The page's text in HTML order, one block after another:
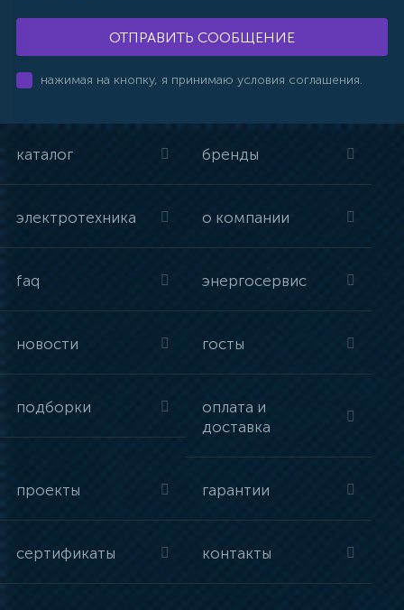
ОТПРАВИТЬ СООБЩЕНИЕ
нажимая на кнопку, я принимаю условия соглашения.
каталог бренды
электротехника о компании
faq энергосервис
новости госты
подборки
оплата и
доставка
проекты гарантии
сертификаты контакты